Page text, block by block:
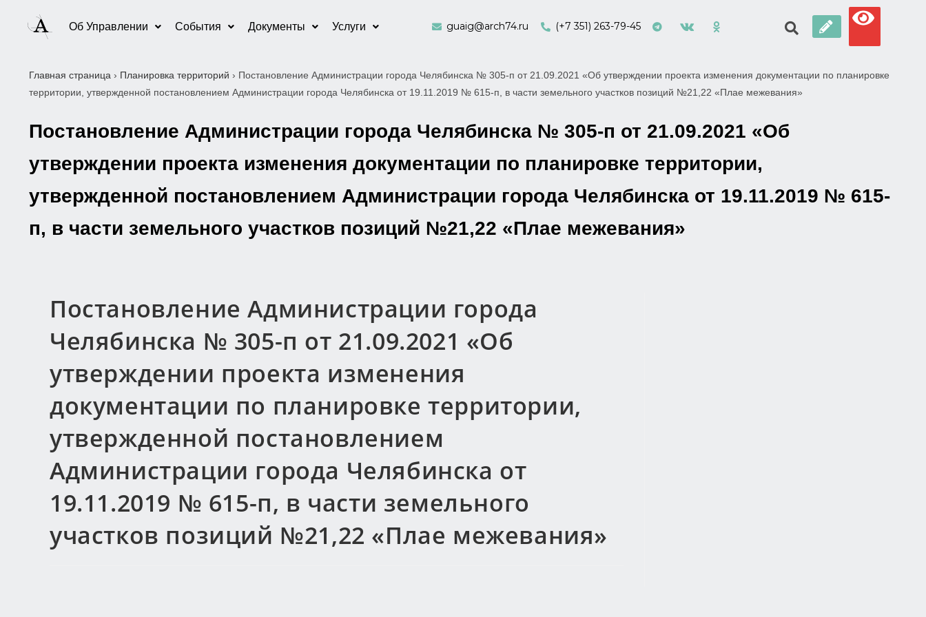
Об Управлении События Документы Услуги guaig@arch74.ru (+7 351) 263-79-45
Главная страница › Планировка территорий › Постановление Администрации города Челябинска № 305-п от 21.09.2021 «Об утверждении проекта изменения документации по планировке
территории, утвержденной постановлением Администрации города Челябинска от 19.11.2019 № 615-п, в части земельного участков позиций №21,22 «Плае межевания»
Постановление Администрации города Челябинска № 305-п от 21.09.2021 «Об
утверждении проекта изменения документации по планировке территории,
утвержденной постановлением Администрации города Челябинска от 19.11.2019 № 615-
п, в части земельного участков позиций №21,22 «Плае межевания»
Постановление Администрации города
Челябинска № 305-п от 21.09.2021 «Об
утверждении проекта изменения
документации по планировке территории,
утвержденной постановлением
Администрации города Челябинска от
19.11.2019 № 615-п, в части земельного
участков позиций №21,22 «Плае межевания»